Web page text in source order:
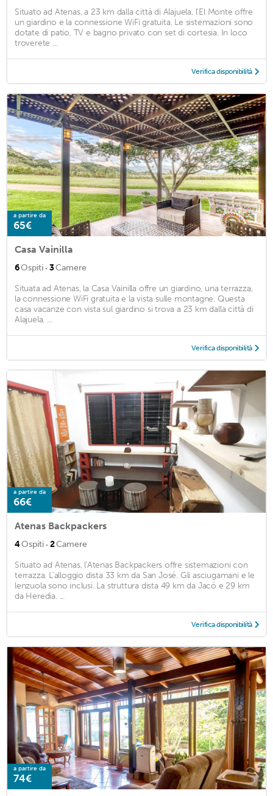
Situato ad Atenas, a 23 km dalla città di Alajuela, l'El Monte offre
un giardino e la connessione WiFi gratuita. Le sistemazioni sono
dotate di patio, TV e bagno privato con set di cortesia. In loco
troverete ...
Verifica disponibilità
a partire da
65€
Casa Vainilla
6Ospiti · 3Camere
Situata ad Atenas, la Casa Vainilla offre un giardino, una terrazza,
la connessione WiFi gratuita e la vista sulle montagne. Questa
casa vacanze con vista sul giardino si trova a 23 km dalla città di
Alajuela. ...
Verifica disponibilità
a partire da
66€
Atenas Backpackers
4Ospiti · 2Camere
Situato ad Atenas, l'Atenas Backpackers offre sistemazioni con
terrazza. L'alloggio dista 33 km da San José. Gli asciugamani e le
lenzuola sono inclusi. La struttura dista 49 km da Jacó e 29 km
da Heredia. ...
Verifica disponibilità
a partire da
74€